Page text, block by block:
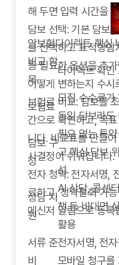
해 두면 입력 시간을
담보 선택: 기본 담보(
를 선택하고 표적항암
등 필요한 옵션을 추
어떻게 변하는지 수시
보험료 비교: 담보를
간으로 확인하고, 목
니다. 비교표를 만들
사결정이 쉬워집니다.
전자 청약: 전자서명,
료하고, 청약철회 가
메신저 알림으로 등록
암보험다이렉트 핵심
비교 항
목
다이렉트 확인
보험료
모집 수수료가
동일 담보라도
담보 구
성
필요 없는 특
고 핵심 담보
성
상담 지
원
AI 상담, 콜센
챗 등 비대면
활용
서류 준
비
전자서명, 전
모바일 청구를